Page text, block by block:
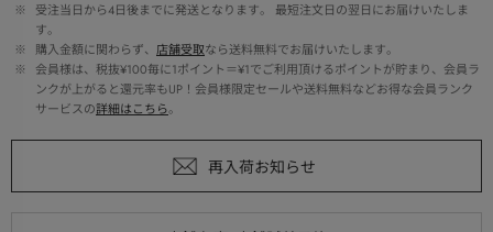
※
受注当日から4日後までに発送となります。 最短注文日の翌日にお届けいたしま
す。
※
購入金額に関わらず、 店舗受取なら送料無料でお届けいたします。
※
会員様は、税抜¥100毎に1ポイント＝¥1でご利用頂けるポイントが貯まり、会員ラ
ンクが上がると還元率もUP！会員様限定セールや送料無料などお得な会員ランク
サービスの詳細はこちら。